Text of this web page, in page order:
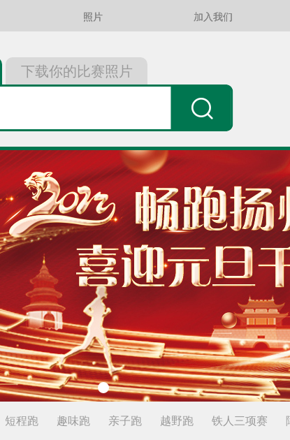
下载你的比赛照片
照片 加入我们
短程跑 趣味跑 亲子跑 越野跑 铁人三项赛